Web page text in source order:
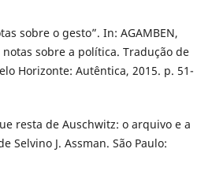
sobre o gesto”. In: AGAMBEN,
sobre a política. Tradução de
Horizonte: Autêntica, 2015. p. 51-
resta de Auschwitz: o arquivo e a
Selvino J. Assman. São Paulo: